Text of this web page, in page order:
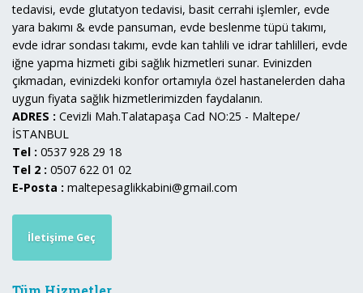
tedavisi, evde glutatyon tedavisi, basit cerrahi işlemler, evde
yara bakımı & evde pansuman, evde beslenme tüpü takımı,
evde idrar sondası takımı, evde kan tahlili ve idrar tahlilleri, evde
iğne yapma hizmeti gibi sağlık hizmetleri sunar. Evinizden
çıkmadan, evinizdeki konfor ortamıyla özel hastanelerden daha
uygun fiyata sağlık hizmetlerimizden faydalanın.
ADRES : Cevizli Mah.Talatapaşa Cad NO:25 - Maltepe/
İSTANBUL
Tel : 0537 928 29 18
Tel 2 : 0507 622 01 02
E-Posta : maltepesaglikkabini@gmail.com
İletişime Geç